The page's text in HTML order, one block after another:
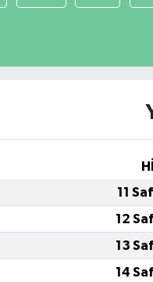
11
12
13
14